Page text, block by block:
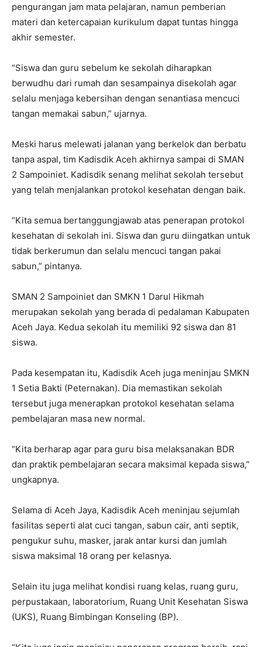
pengurangan jam mata pelajaran, namun pemberian
materi dan ketercapaian kurikulum dapat tuntas hingga
akhir semester.
“Siswa dan guru sebelum ke sekolah diharapkan
berwudhu dari rumah dan sesampainya disekolah agar
selalu menjaga kebersihan dengan senantiasa mencuci
tangan memakai sabun,” ujarnya.
Meski harus melewati jalanan yang berkelok dan berbatu
tanpa aspal, tim Kadisdik Aceh akhirnya sampai di SMAN
2 Sampoiniet. Kadisdik senang melihat sekolah tersebut
yang telah menjalankan protokol kesehatan dengan baik.
“Kita semua bertanggungjawab atas penerapan protokol
kesehatan di sekolah ini. Siswa dan guru diingatkan untuk
tidak berkerumun dan selalu mencuci tangan pakai
sabun,” pintanya.
SMAN 2 Sampoiniet dan SMKN 1 Darul Hikmah
merupakan sekolah yang berada di pedalaman Kabupaten
Aceh Jaya. Kedua sekolah itu memiliki 92 siswa dan 81
siswa.
Pada kesempatan itu, Kadisdik Aceh juga meninjau SMKN
1 Setia Bakti (Peternakan). Dia memastikan sekolah
tersebut juga menerapkan protokol kesehatan selama
pembelajaran masa new normal.
“Kita berharap agar para guru bisa melaksanakan BDR
dan praktik pembelajaran secara maksimal kepada siswa,”
ungkapnya.
Selama di Aceh Jaya, Kadisdik Aceh meninjau sejumlah
fasilitas seperti alat cuci tangan, sabun cair, anti septik,
pengukur suhu, masker, jarak antar kursi dan jumlah
siswa maksimal 18 orang per kelasnya.
Selain itu juga melihat kondisi ruang kelas, ruang guru,
perpustakaan, laboratorium, Ruang Unit Kesehatan Siswa
(UKS), Ruang Bimbingan Konseling (BP).